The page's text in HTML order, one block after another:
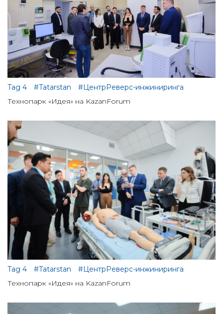
Tag 4 #Tatarstan
#ЦентрРеверс-инжиниринга
Технопарк «Идея» на KazanForum
Tag 4 #Tatarstan
#ЦентрРеверс-инжиниринга
Технопарк «Идея» на KazanForum